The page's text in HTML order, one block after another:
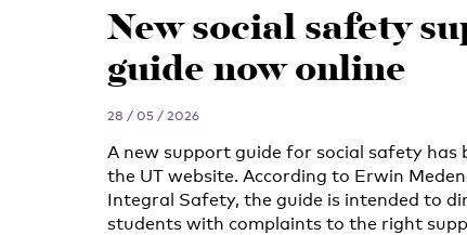
New social safety
guide now online
28 / 05 / 2026
A new support guide for social safety has
the UT website. According to Erwin
Integral Safety, the guide is intended to
students with complaints to the right